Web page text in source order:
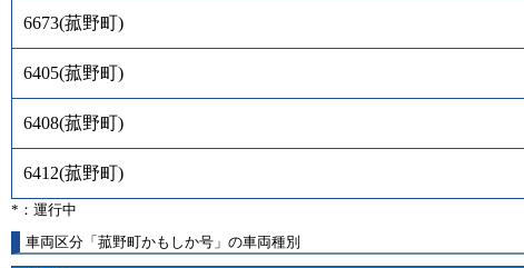
6673(菰野町)
6405(菰野町)
6408(菰野町)
6412(菰野町)
*：運行中
車両区分「菰野町かもしか号」の車両種別